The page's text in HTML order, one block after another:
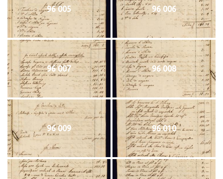
96 005 96 006
96 007 96 008
96 009 96 010